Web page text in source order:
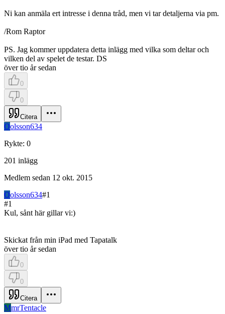
Ni kan anmäla ert intresse i denna tråd, men vi tar detaljerna via pm.
/Rom Raptor
PS. Jag kommer uppdatera detta inlägg med vilka som deltar och
vilken del av spelet de testar. DS
över tio år sedan
0
0
Citera
Oolsson634
Rykte: 0
201 inlägg
Medlem sedan 12 okt. 2015
Oolsson634#1
#1
Kul, sånt här gillar vi:)
Skickat från min iPad med Tapatalk
över tio år sedan
0
0
Citera
MmrTentacle